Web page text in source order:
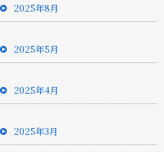
2025年8月
2025年5月
2025年4月
2025年3月